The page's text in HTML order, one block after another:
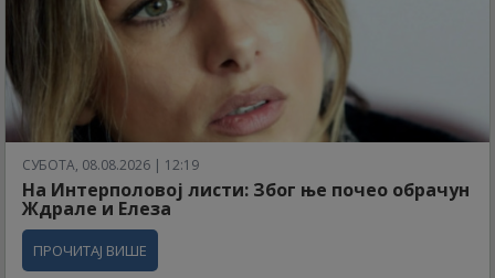
СУБОТА, 08.08.2026 | 12:19
На Интерполовој листи: Због ње почео обрачун
Ждрале и Елеза
ПРОЧИТАЈ ВИШЕ